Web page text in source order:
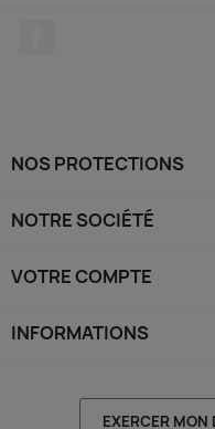
NOS PROTECTIONS
NOTRE SOCIÉTÉ
VOTRE COMPTE
INFORMATIONS
EXERCER MON